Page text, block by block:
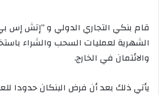
ب
ر
قام بنكي التجاري الدولي و “إتش
الشهرية لعمليات السحب والشراء
والائتمان في الخارج.
يأتي ذلك بعد أن فرض البنكان حدودا